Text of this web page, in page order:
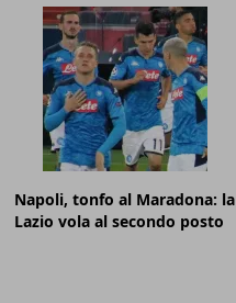
Napoli, tonfo al Maradona: la
Lazio vola al secondo posto